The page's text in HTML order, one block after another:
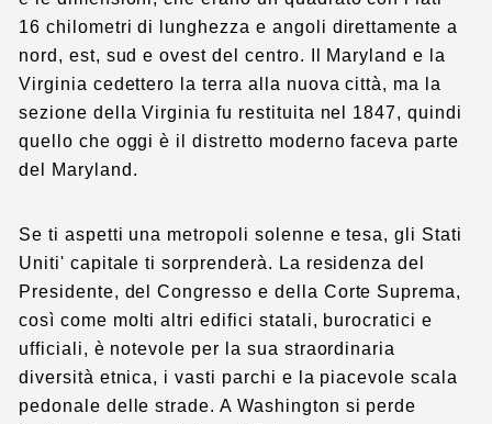
16 chilometri di lunghezza e angoli direttamente a
nord, est, sud e ovest del centro. Il Maryland e la
Virginia cedettero la terra alla nuova città, ma la
sezione della Virginia fu restituita nel 1847, quindi
quello che oggi è il distretto moderno faceva parte
del Maryland.
Se ti aspetti una metropoli solenne e tesa, gli Stati
Uniti' capitale ti sorprenderà. La residenza del
Presidente, del Congresso e della Corte Suprema,
così come molti altri edifici statali, burocratici e
ufficiali, è notevole per la sua straordinaria
diversità etnica, i vasti parchi e la piacevole scala
pedonale delle strade. A Washington si perde